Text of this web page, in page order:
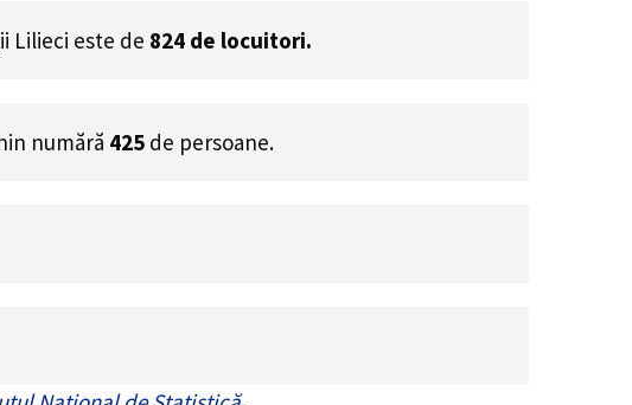
Lilieci este de 824 de locuitori.
numără 425 de persoane.